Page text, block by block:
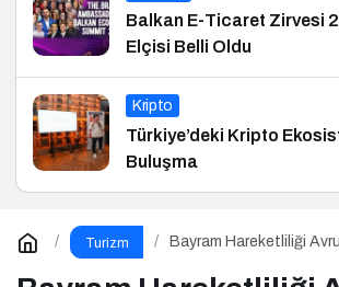
Balkan E-Ticaret Zirvesi
Elçisi Belli Oldu
Kripto
Türkiye’deki Kripto
Buluşma
Turizm
Bayram Hareketliliği